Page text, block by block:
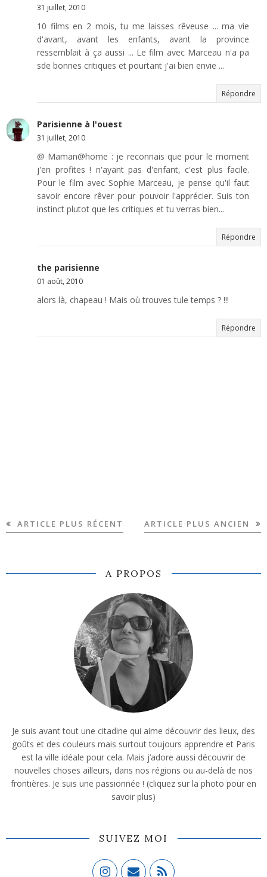
31 juillet, 2010
10 films en 2 mois, tu me laisses rêveuse ... ma vie
d'avant, avant les enfants, avant la province
ressemblait à ça aussi ... Le film avec Marceau n'a pa
sde bonnes critiques et pourtant j'ai bien envie ...
Répondre
Parisienne à l'ouest
31 juillet, 2010
@ Maman@home : je reconnais que pour le moment
j'en profites ! n'ayant pas d'enfant, c'est plus facile.
Pour le film avec Sophie Marceau, je pense qu'il faut
savoir encore rêver pour pouvoir l'apprécier. Suis ton
instinct plutot que les critiques et tu verras bien...
Répondre
the parisienne
01 août, 2010
alors là, chapeau ! Mais où trouves tule temps ? !!!
Répondre
ARTICLE PLUS RÉCENT ARTICLE PLUS ANCIEN
A PROPOS
Je suis avant tout une citadine qui aime découvrir des lieux, des
goûts et des couleurs mais surtout toujours apprendre et Paris
est la ville idéale pour cela. Mais j’adore aussi découvrir de
nouvelles choses ailleurs, dans nos régions ou au-delà de nos
frontières. Je suis une passionnée ! (cliquez sur la photo pour en
savoir plus)
SUIVEZ MOI